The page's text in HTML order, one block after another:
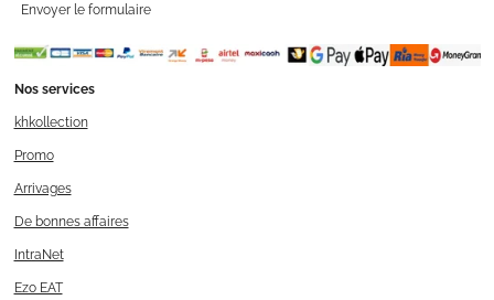
Envoyer le formulaire
Nos services
khkollection
Promo
Arrivages
De bonnes affaires
IntraNet
Ezo EAT